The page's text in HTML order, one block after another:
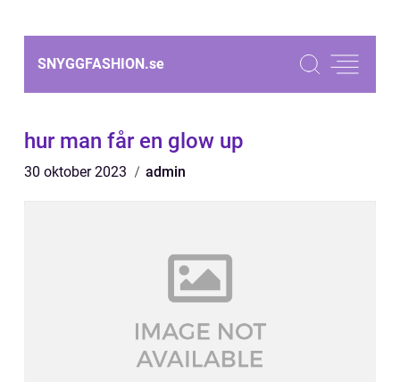
SNYGGFASHION.se
hur man får en glow up
30 oktober 2023 admin